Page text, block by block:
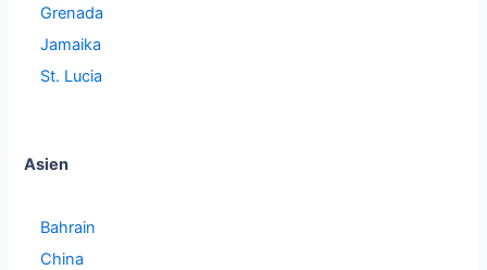
Grenada
Jamaika
St. Lucia
Asien
Bahrain
China